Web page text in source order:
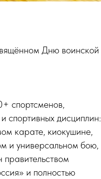
Дню воинской
спортсменов,
спортивных дисциплин:
карате, киокушине,
и универсальном бою,
и полностью